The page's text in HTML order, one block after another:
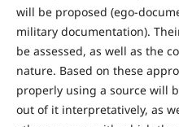
will be proposed (ego-
military documentation).
be assessed, as well as the
nature. Based on these
properly using a source will
out of it interpretatively, as